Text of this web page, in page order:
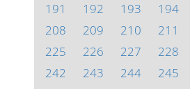
191
192 193 194
208
209 210 211
225
226 227 228
242
243 244 245